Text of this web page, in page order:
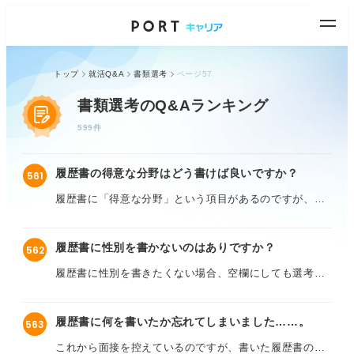
トップ 就活Q&A 書類選考 ページ57
書類選考のQ&Aランキング
599件
561 履歴書の得意な分野はどう書けば良いですか？
履歴書に「得意な分野」という項目があるのですが、具
学んできた専門分野を書くべきか、それとも自分の強み
として発揮できる業務内容のようなものを書くべきでし
562 履歴書に性別を書かないのはありですか？
履歴書に性別を書きたくない場合、空欄にしても選考に
自分のことではないのですが、セクシュアリティが
LGBTQに該当する友人がいて、少し気になったので質問
563 履歴書に何を書いたか忘れてしまいました……。
これから面接を控えているのですが、書いた履歴書の内